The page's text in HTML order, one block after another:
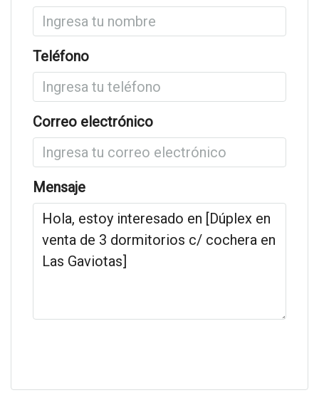
Teléfono
Correo electrónico
Mensaje